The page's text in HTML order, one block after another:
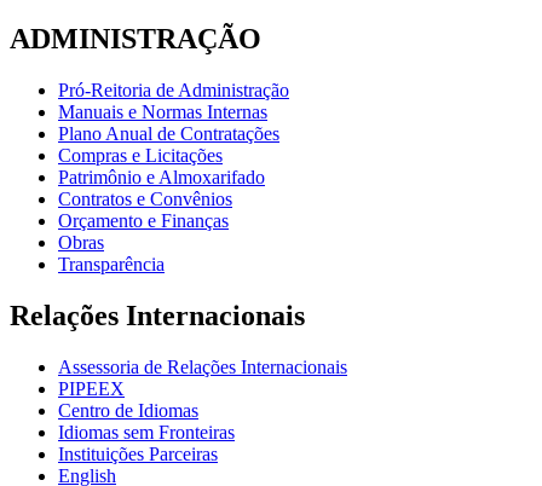
ADMINISTRAÇÃO
Pró-Reitoria de Administração
Manuais e Normas Internas
Plano Anual de Contratações
Compras e Licitações
Patrimônio e Almoxarifado
Contratos e Convênios
Orçamento e Finanças
Obras
Transparência
Relações Internacionais
Assessoria de Relações Internacionais
PIPEEX
Centro de Idiomas
Idiomas sem Fronteiras
Instituições Parceiras
English